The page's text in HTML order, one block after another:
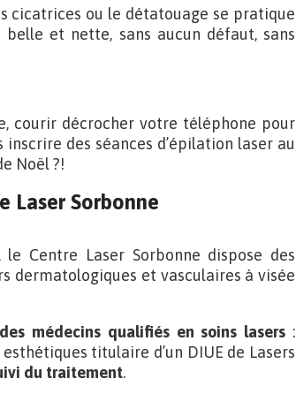
cicatrices ou le détatouage se pratique
et nette, sans aucun défaut, sans
courir décrocher votre téléphone pour
des séances d’épilation laser au
Noël ?!
Laser Sorbonne
Centre Laser Sorbonne dispose des
dermatologiques et vasculaires à visée
médecins qualifiés en soins lasers :
titulaire d’un DIUE de Lasers
du traitement.